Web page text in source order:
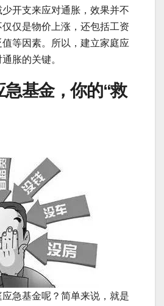
开支来应对通胀，效果并不
仅是物价上涨，还包括工资
等因素。所以，建立家庭应
胀的关键。
基金，你的“救
急基金呢？简单来说，就是